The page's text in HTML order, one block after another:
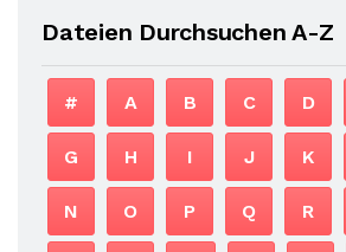
Dateien Durchsuchen A-Z
# A B C D
G H I J K
N O P Q R